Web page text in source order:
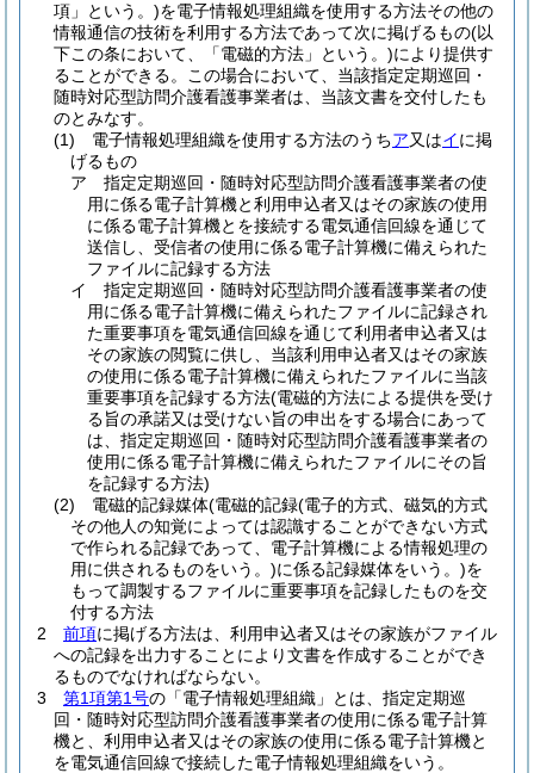
項」という。)を電子情報処理組織を使用する方法その他の
情報通信の技術を利用する方法であって次に掲げるもの(以
下この条において、「電磁的方法」という。)により提供す
ることができる。
この場合において、当該指定定期巡回・
随時対応型訪問介護看護事業者は、当該文書を交付したも
のとみなす。
(1)
電子情報処理組織を使用する方法のうちア又はイに掲
げるもの
ア
指定定期巡回・随時対応型訪問介護看護事業者の使
用に係る電子計算機と利用申込者又はその家族の使用
に係る電子計算機とを接続する電気通信回線を通じて
送信し、受信者の使用に係る電子計算機に備えられた
ファイルに記録する方法
イ
指定定期巡回・随時対応型訪問介護看護事業者の使
用に係る電子計算機に備えられたファイルに記録され
た重要事項を電気通信回線を通じて利用者申込者又は
その家族の閲覧に供し、当該利用申込者又はその家族
の使用に係る電子計算機に備えられたファイルに当該
重要事項を記録する方法(電磁的方法による提供を受け
る旨の承諾又は受けない旨の申出をする場合にあって
は、指定定期巡回・随時対応型訪問介護看護事業者の
使用に係る電子計算機に備えられたファイルにその旨
を記録する方法)
(2)
電磁的記録媒体(電磁的記録(電子的方式、磁気的方式
その他人の知覚によっては認識することができない方式
で作られる記録であって、電子計算機による情報処理の
用に供されるものをいう。)に係る記録媒体をいう。)を
もって調製するファイルに重要事項を記録したものを交
付する方法
2
前項に掲げる方法は、利用申込者又はその家族がファイル
への記録を出力することにより文書を作成することができ
るものでなければならない。
3
第1項第1号の「電子情報処理組織」とは、指定定期巡
回・随時対応型訪問介護看護事業者の使用に係る電子計算
機と、利用申込者又はその家族の使用に係る電子計算機と
を電気通信回線で接続した電子情報処理組織をいう。